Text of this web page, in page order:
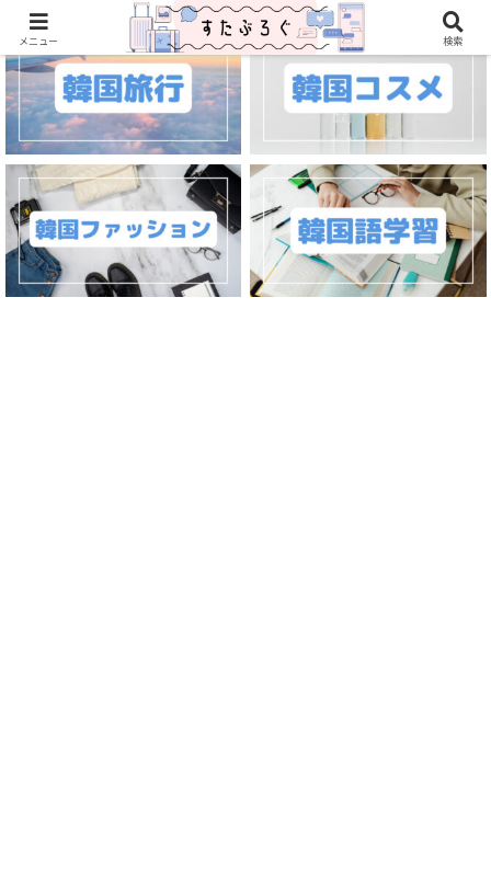
メニュー 検索